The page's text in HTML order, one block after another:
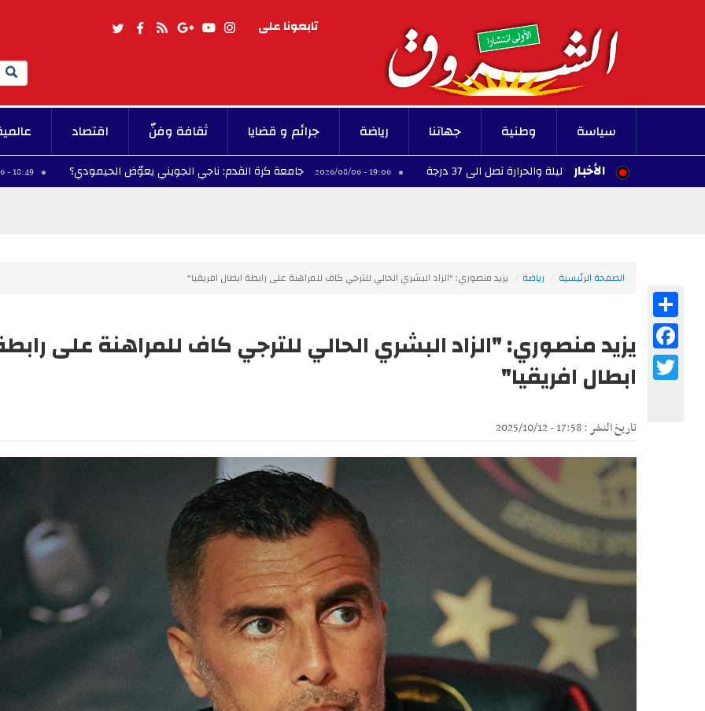
تابعونا على
Search
سياسة وطنية جهاتنا رياضة جرائم و قضايا ثقافة وفنّ اقتصاد
الأخبار
سحب قليلة والحرارة تصل الى 37 درجة 19:06 - 2026/08/06 جامعة كرة القدم: ناجي الجويني يعوّض الحيمودي؟ 18:49 - 2026/08/06
الصفحة الرئيسية رياضة يزيد منصوري: "الزاد البشري الحالي للترجي كاف للمراهنة على رابطة ابطال افريقيا"
يزيد منصوري: "الزاد البشري الحالي للترجي كاف للمراهنة على
ابطال افريقيا"
تاريخ النشر : 17:58 - 2025/10/12
Facebook
Twitter